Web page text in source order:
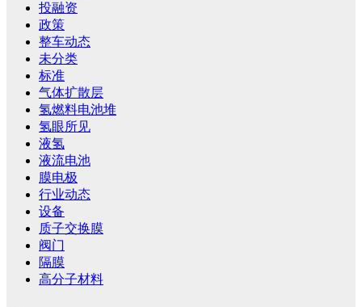
投融资
政策
整车动态
未分类
标准
气体扩散层
氢燃料电池堆
氢眼所见
液氢
液流电池
膜电极
行业动态
设备
质子交换膜
阀门
隔膜
高分子材料